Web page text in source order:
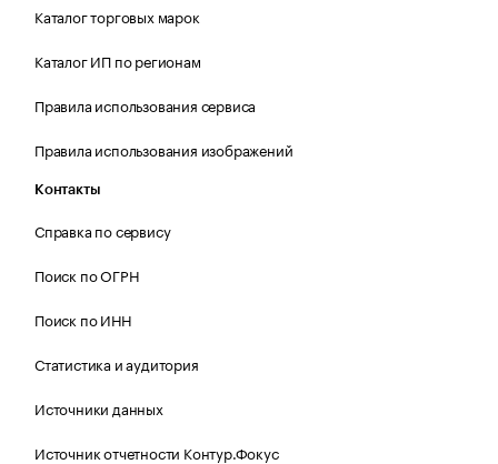
Каталог торговых марок
Каталог ИП по регионам
Правила использования сервиса
Правила использования изображений
Контакты
Справка по сервису
Поиск по ОГРН
Поиск по ИНН
Статистика и аудитория
Источники данных
Источник отчетности Контур.Фокус